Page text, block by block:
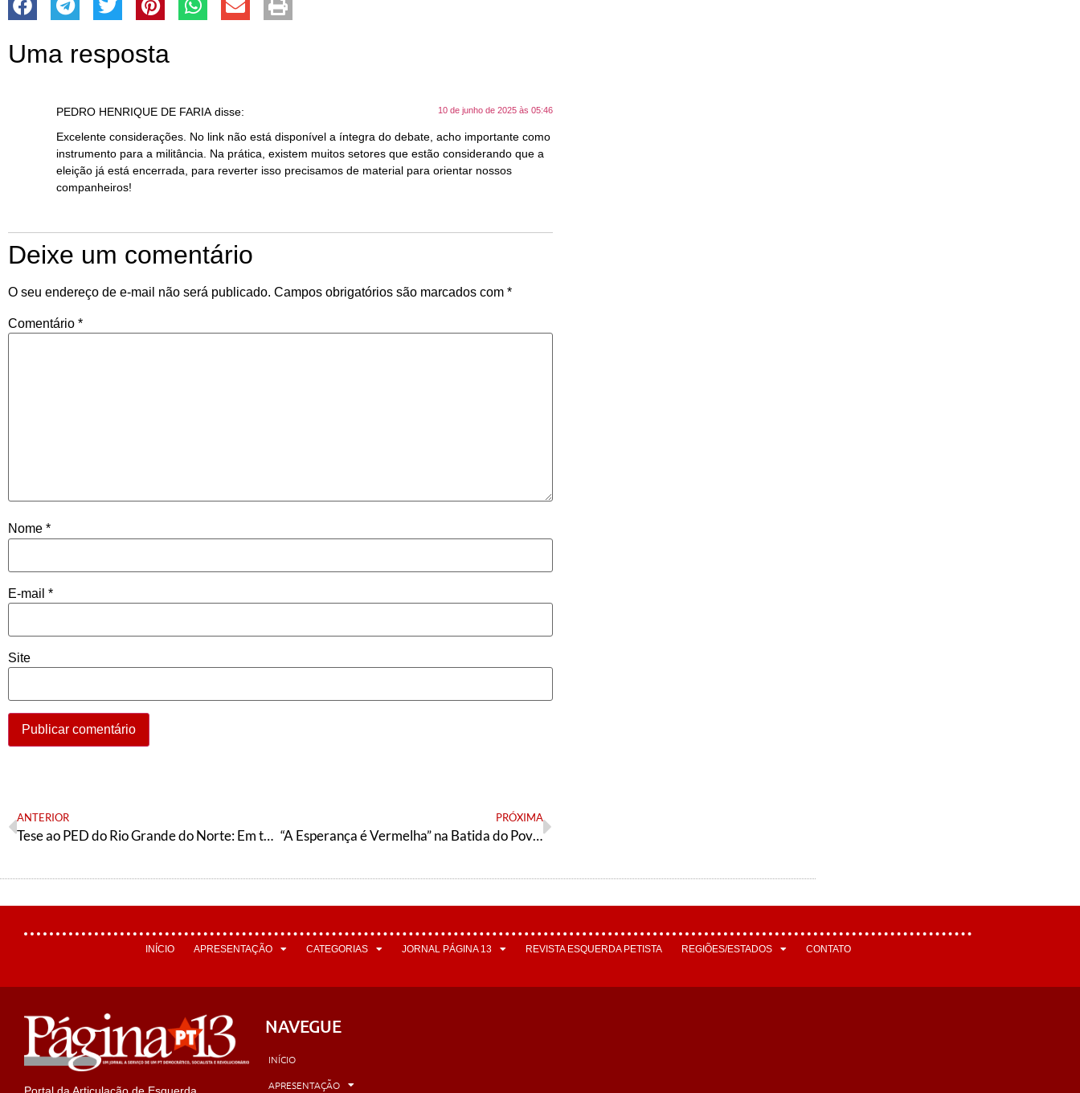
Uma resposta
PEDRO HENRIQUE DE FARIA disse: 10 de junho de 2025 às 05:46
Excelente considerações. No link não está disponível a íntegra do debate, acho importante como
instrumento para a militância. Na prática, existem muitos setores que estão considerando que a
eleição já está encerrada, para reverter isso precisamos de material para orientar nossos
companheiros!
Deixe um comentário
O seu endereço de e-mail não será publicado. Campos obrigatórios são marcados com *
Comentário *
Nome *
E-mail *
Site
ANTERIOR
Tese ao PED do Rio Grande do Norte: Em tempos de guerra, a Esperança é Vermelha
PRÓXIMA
“A Esperança é Vermelha” na Batida do Povo!
INÍCIO APRESENTAÇÃO CATEGORIAS JORNAL PÁGINA 13 REVISTA ESQUERDA PETISTA REGIÕES/ESTADOS CONTATO
NAVEGUE
INÍCIO
APRESENTAÇÃO